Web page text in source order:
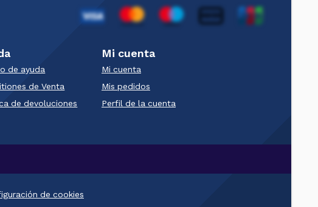
de ayuda
de Venta
de devoluciones
Mi cuenta
Mi cuenta
Mis pedidos
Perfil de la cuenta
de cookies